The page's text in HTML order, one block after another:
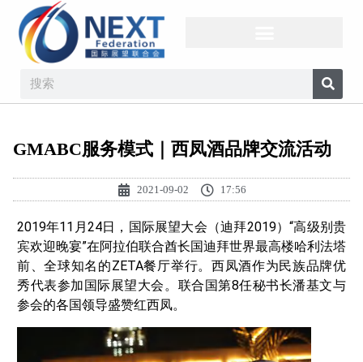
GMABC服务模式｜西凤酒品牌交流活动
2021-09-02 17:56
2019年11月24日，国际展望大会（迪拜2019）“高级别贵
宾欢迎晚宴”在阿拉伯联合酋长国迪拜世界最高楼哈利法塔
前、全球知名的ZETA餐厅举行。西凤酒作为民族品牌优
秀代表参加国际展望大会。联合国第8任秘书长潘基文与
参会的各国领导盛赞红西凤。